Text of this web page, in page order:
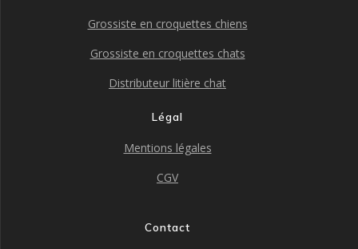
Grossiste en croquettes chiens
Grossiste en croquettes chats
Distributeur litière chat
Légal
Mentions légales
CGV
Contact